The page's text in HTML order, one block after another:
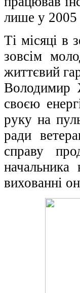
лише у 2005
Ті місяці в
зовсім
життєвий
Володимир
своєю
руку на
ради
справу
начальника
вихованні